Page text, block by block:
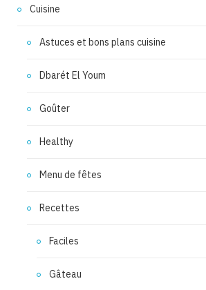
Cuisine
Astuces et bons plans cuisine
Dbarét El Youm
Goûter
Healthy
Menu de fêtes
Recettes
Faciles
Gâteau